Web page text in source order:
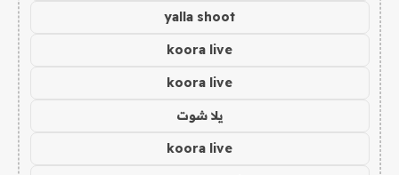
yalla shoot
koora live
koora live
يلا شوت
koora live